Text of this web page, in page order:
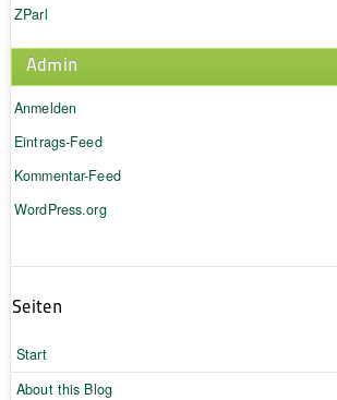
ZParl
Admin
Anmelden
Eintrags-Feed
Kommentar-Feed
WordPress.org
Seiten
Start
About this Blog